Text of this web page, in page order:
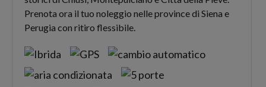
Prenota ora il tuo noleggio nelle province di Siena e
Perugia con ritiro flessibile.